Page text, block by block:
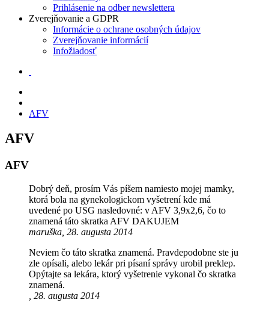
Prihlásenie na odber newslettera
Zverejňovanie a GDPR
Informácie o ochrane osobných údajov
Zverejňovanie informácií
Infožiadosť
AFV
AFV
AFV
Dobrý deň, prosím Vás píšem namiesto mojej mamky,
ktorá bola na gynekologickom vyšetrení kde má
uvedené po USG nasledovné: v AFV 3,9x2,6, čo to
znamená táto skratka AFV DAKUJEM
maruška, 28. augusta 2014
Neviem čo táto skratka znamená. Pravdepodobne ste ju
zle opísali, alebo lekár pri písaní správy urobil preklep.
Opýtajte sa lekára, ktorý vyšetrenie vykonal čo skratka
znamená.
, 28. augusta 2014